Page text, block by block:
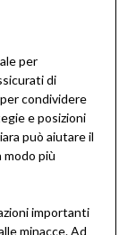
per
di
condividere
e posizioni
può aiutare il
più
importanti
minacce. Ad